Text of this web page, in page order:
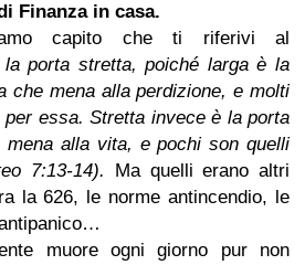
Finanza in casa.
capito che ti riferivi al
la porta stretta, poiché larga è la
che mena alla perdizione, e molti
essa. Stretta invece è la porta
alla vita, e pochi son quelli
7:13-14). Ma quelli erano altri
la 626, le norme antincendio, le
muore ogni giorno pur non